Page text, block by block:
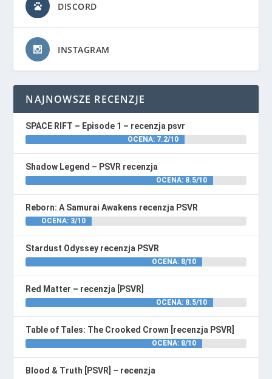
DISCORD
INSTAGRAM
NAJNOWSZE RECENZJE
SPACE RIFT – Episode 1 – recenzja psvr
OCENA: 7.2/10
Shadow Legend – PSVR recenzja
OCENA: 8.5/10
Reborn: A Samurai Awakens recenzja PSVR
OCENA: 3/10
Stardust Odyssey recenzja PSVR
OCENA: 8/10
Red Matter – recenzja [PSVR]
OCENA: 8.5/10
Table of Tales: The Crooked Crown [recenzja PSVR]
OCENA: 8/10
Blood & Truth [PSVR] – recenzja